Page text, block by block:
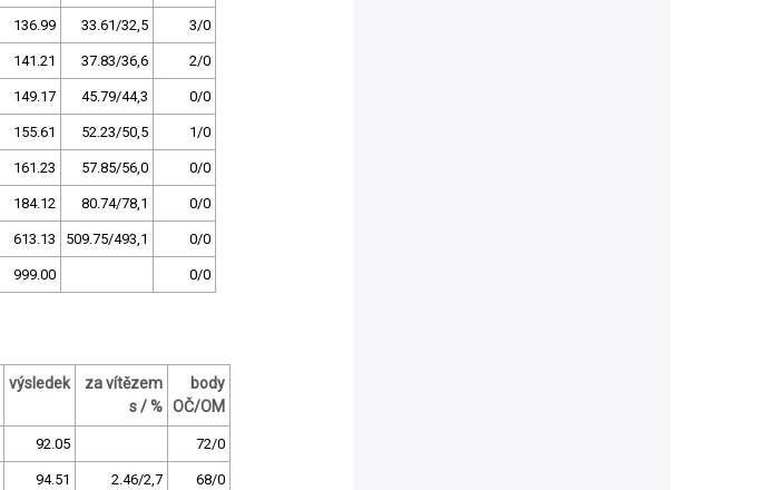
136.99 33.61/32,5 3/0
141.21 37.83/36,6 2/0
149.17 45.79/44,3 0/0
155.61 52.23/50,5 1/0
161.23 57.85/56,0 0/0
184.12 80.74/78,1 0/0
613.13 509.75/493,1 0/0
999.00 0/0
výsledek
za vítězem
s / %
body
OČ/OM
92.05 72/0
94.51 2.46/2,7 68/0